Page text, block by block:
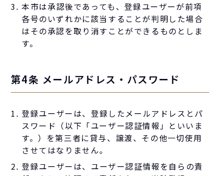
本市は承認後であっても、登録ユーザーが前項
各号のいずれかに該当することが判明した場合
はその承認を取り消すことができるものとしま
す。
第4条 メールアドレス・パスワード
登録ユーザーは、登録したメールアドレスとパ
スワード（以下「ユーザー認証情報」といいま
す。）を第三者に貸与、譲渡、その他一切使用
させてはなりません。
登録ユーザーは、ユーザー認証情報を自らの責